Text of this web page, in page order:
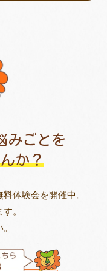
みごとを
か？
体験会を開催中。
。